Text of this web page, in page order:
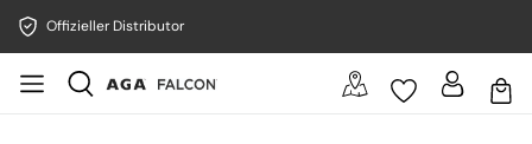
Offizieller Distributor